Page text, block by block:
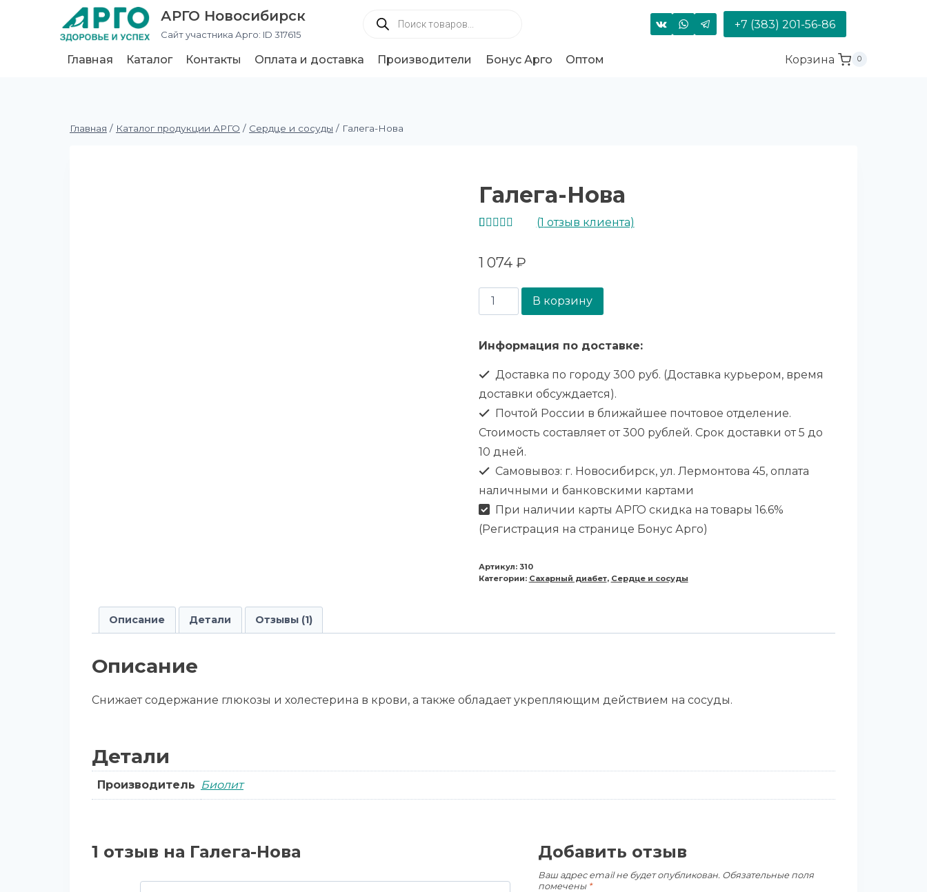
АРГО Новосибирск
Сайт участника Арго: ID 317615
+7 (383) 201-56-86
Главная Каталог Контакты Оплата и доставка Производители Бонус Арго Оптом Корзина 0
Главная / Каталог продукции АРГО / Сердце и сосуды / Галега-Нова
Галега-Нова
основе
(1 отзыв клиента)
1 074 ₽
В корзину
Информация по доставке:
Доставка по городу 300 руб. (Доставка курьером, время
доставки обсуждается).
Почтой России в ближайшее почтовое отделение.
Стоимость составляет от 300 рублей. Срок доставки от 5 до
10 дней.
Самовывоз: г. Новосибирск, ул. Лермонтова 45, оплата
наличными и банковскими картами
При наличии карты АРГО скидка на товары 16.6%
(Регистрация на странице Бонус Арго)
Артикул: 310
Категории: Сахарный диабет, Сердце и сосуды
Описание Детали Отзывы (1)
Описание
Снижает содержание глюкозы и холестерина в крови, а также обладает укрепляющим действием на сосуды.
Детали
Производитель Биолит
1 отзыв на Галега-Нова Добавить отзыв
Ваш адрес email не будет опубликован. Обязательные поля
помечены *